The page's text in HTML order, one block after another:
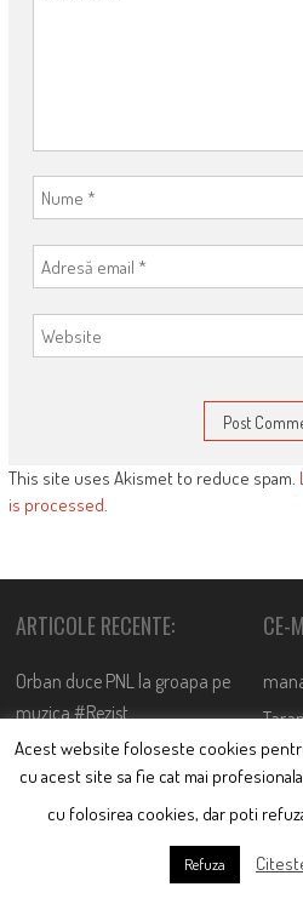
This site uses Akismet to reduce spam.
is processed.
ARTICOLE RECENTE:
Orban duce PNL la groapa pe
muzica #Rezist
March 19, 2019
Rares versus Mandachi sau
Confruntarea Titanilor
Moroiul care bântuie liber pe
CE-
Acest website foloseste cookies
cu acest site sa fie cat mai
cu folosirea cookies, dar poti
Refuza